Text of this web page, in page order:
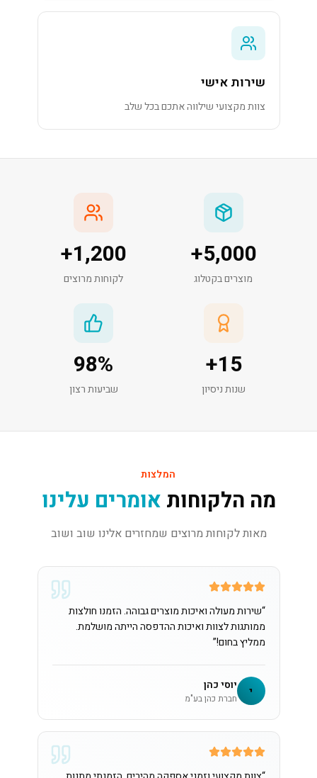
שירות אישי
צוות מקצועי שילווה אתכם בכל שלב
5,000
+
מוצרים בקטלוג
1,200
+
לקוחות מרוצים
15
+
שנות ניסיון
98%
שביעות רצון
המלצות
מה הלקוחות אומרים עלינו
מאות לקוחות מרוצים שמחזרים אלינו שוב ושוב
“שירות מעולה ואיכות מוצרים גבוהה. הזמנו חולצות
ממותגות לצוות ואיכות ההדפסה הייתה מושלמת.
ממליץ בחום!”
י יוסי כהן
חברת כהן בע"מ